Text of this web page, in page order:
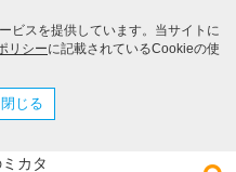
ビスを提供しています。当サイトに
リシーに記載されているCookieの使
じる